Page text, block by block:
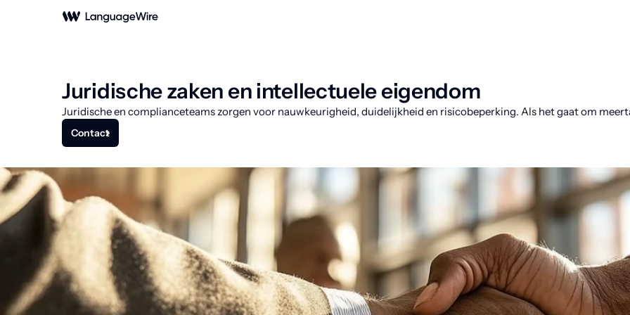
Juridische zaken en intellectuele eigendom
Juridische en complianceteams zorgen voor nauwkeurigheid, duidelijkheid en risicobeperking. Als het gaat om
Contact